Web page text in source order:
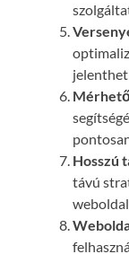
jelenthet
Hosszú
távú